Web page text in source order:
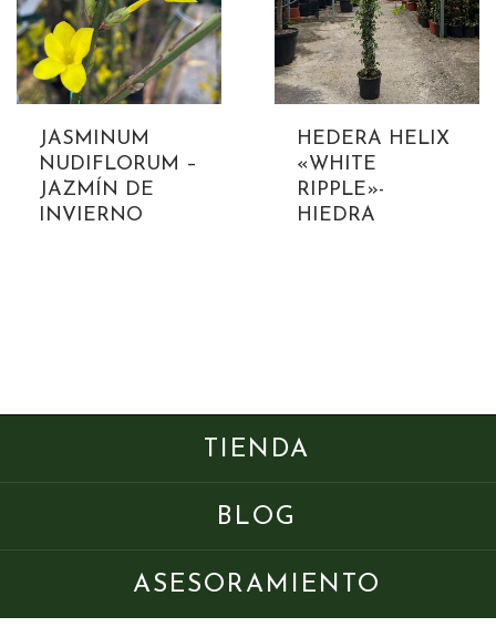
JASMINUM
NUDIFLORUM –
JAZMÍN DE
INVIERNO
HEDERA HELIX
«WHITE
RIPPLE»-
HIEDRA
TIENDA
BLOG
ASESORAMIENTO